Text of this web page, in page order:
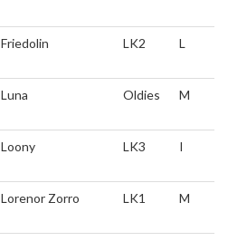
Friedolin LK2 L
Luna Oldies M
Loony LK3 I
Lorenor Zorro LK1 M